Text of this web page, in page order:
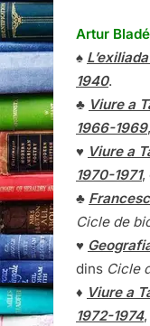
Artur
♠
1940.
♣ Viure a
1966-1969
♥ Viure a
1970-1971,
♣
Cicle de
♥
dins Cicle
♦ Viure a
1972-1974